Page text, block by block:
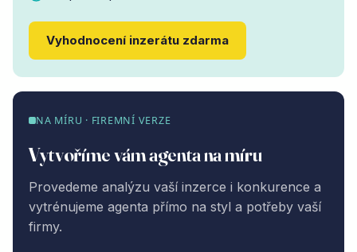
Vyhodnocení inzerátu zdarma
NA MÍRU · FIREMNÍ VERZE
Vytvoříme vám agenta na míru
Provedeme analýzu vaší inzerce i konkurence a
vytrénujeme agenta přímo na styl a potřeby vaší
firmy.